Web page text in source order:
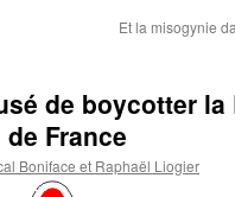
Et la misogynie
de boycotter la
France
Boniface et Raphaël Liogier